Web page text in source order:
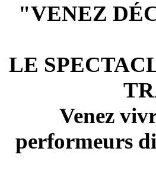
"VENEZ
LE
Venez
performeurs